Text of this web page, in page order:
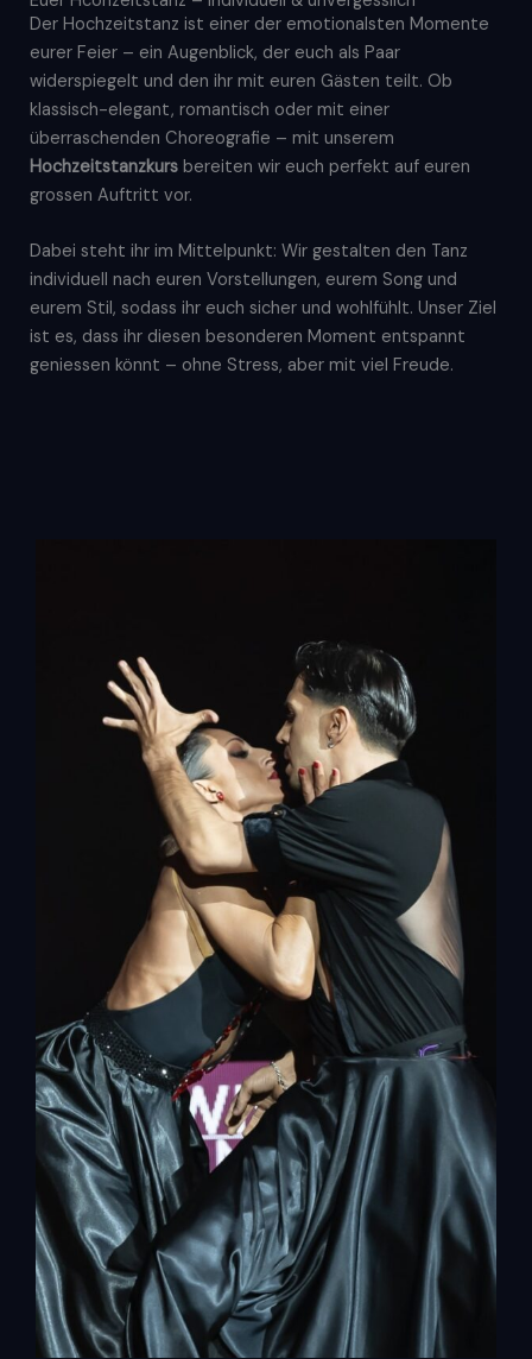
Der Hochzeitstanz ist einer der emotionalsten Momente
eurer Feier – ein Augenblick, der euch als Paar
widerspiegelt und den ihr mit euren Gästen teilt. Ob
klassisch-elegant, romantisch oder mit einer
überraschenden Choreografie – mit unserem
Hochzeitstanzkurs bereiten wir euch perfekt auf euren
grossen Auftritt vor.
Dabei steht ihr im Mittelpunkt: Wir gestalten den Tanz
individuell nach euren Vorstellungen, eurem Song und
eurem Stil, sodass ihr euch sicher und wohlfühlt. Unser Ziel
ist es, dass ihr diesen besonderen Moment entspannt
geniessen könnt – ohne Stress, aber mit viel Freude.